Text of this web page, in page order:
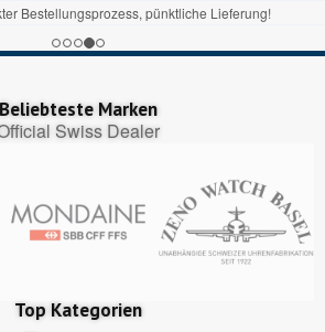
Bestellungsprozess, pünktliche Lieferung!
Beliebteste Marken
Swiss Dealer
Top Kategorien